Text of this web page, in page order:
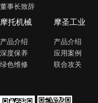
董事长致辞
摩托机械
产品介绍
深度保养
绿色维修
摩圣工业
产品介绍
应用案例
联合攻关